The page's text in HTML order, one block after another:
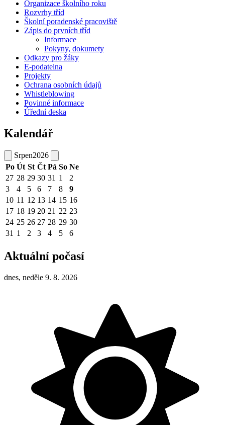
Organizace školního roku
Rozvrhy tříd
Školní poradenské pracoviště
Zápis do prvních tříd
Informace
Pokyny, dokumety
Odkazy pro žáky
E-podatelna
Projekty
Ochrana osobních údajů
Whistleblowing
Povinné informace
Úřední deska
Kalendář
Srpen2026
Po Út St Čt Pá So Ne
27 28 29 30 31 1
2
3
4 5 6 7 8
9
10 11 12 13 14 15 16
17 18 19 20 21 22 23
24 25 26 27 28 29 30
31 1 2 3 4 5 6
Aktuální počasí
dnes, neděle 9. 8. 2026